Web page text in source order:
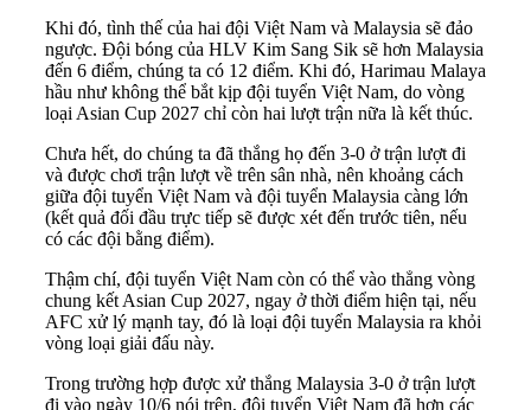
Khi đó, tình thế của hai đội Việt Nam và Malaysia sẽ đảo
ngược. Đội bóng của HLV Kim Sang Sik sẽ hơn Malaysia
đến 6 điểm, chúng ta có 12 điểm. Khi đó, Harimau Malaya
hầu như không thể bắt kịp đội tuyển Việt Nam, do vòng
loại Asian Cup 2027 chỉ còn hai lượt trận nữa là kết thúc.
Chưa hết, do chúng ta đã thắng họ đến 3-0 ở trận lượt đi
và được chơi trận lượt về trên sân nhà, nên khoảng cách
giữa đội tuyển Việt Nam và đội tuyển Malaysia càng lớn
(kết quả đối đầu trực tiếp sẽ được xét đến trước tiên, nếu
có các đội bằng điểm).
Thậm chí, đội tuyển Việt Nam còn có thể vào thẳng vòng
chung kết Asian Cup 2027, ngay ở thời điểm hiện tại, nếu
AFC xử lý mạnh tay, đó là loại đội tuyển Malaysia ra khỏi
vòng loại giải đấu này.
Trong trường hợp được xử thắng Malaysia 3-0 ở trận lượt
đi vào ngày 10/6 nói trên, đội tuyển Việt Nam đã hơn các